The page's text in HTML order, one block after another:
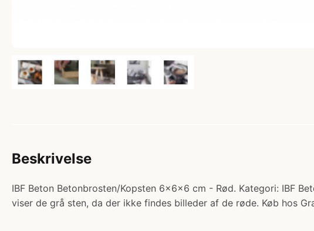
Beskrivelse
IBF Beton Betonbrosten/Kopsten 6x6x6 cm - Rød. Kategori: IBF
viser de grå sten, da der ikke findes billeder af de røde. Køb hos